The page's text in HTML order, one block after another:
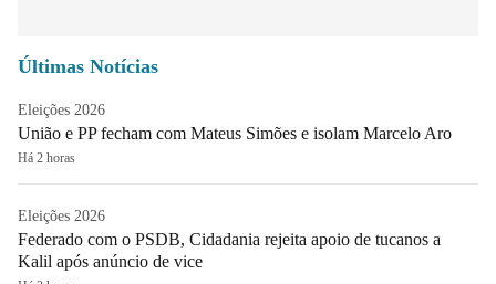
Últimas Notícias
Eleições 2026
União e PP fecham com Mateus Simões e isolam Marcelo Aro
Há 2 horas
Eleições 2026
Federado com o PSDB, Cidadania rejeita apoio de tucanos a
Kalil após anúncio de vice